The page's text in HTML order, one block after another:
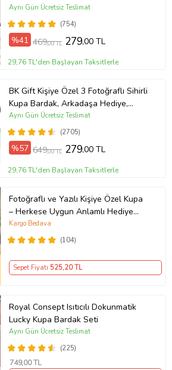
Hediye, Arkadaşa Hediye, Doğum
Günü Hediyesi(754)
Aynı Gün Ücretsiz Teslimat
%41 469,00 TL 279,00 TL
29,76 TL'den Başlayan Taksitlerle
BK Gift Kişiye Özel 3 Fotoğraflı Sihirli
Kupa Bardak, Arkadaşa Hediye,
Sevgiliye Hediye
(2705)
Aynı Gün Ücretsiz Teslimat
%57 649,00 TL 279,00 TL
29,76 TL'den Başlayan Taksitlerle
Fotoğraflı ve Yazılı Kişiye Özel Kupa
– Herkese Uygun Anlamlı Hediye
Porselen Baskılı Kupa (Beyaz)
(104)
Kargo Bedava
Sepet Fiyatı 525,20 TL
Royal Consept Isıtıcılı Dokunmatik
Lucky Kupa Bardak Seti
(225)
Aynı Gün Ücretsiz Teslimat
749,00 TL